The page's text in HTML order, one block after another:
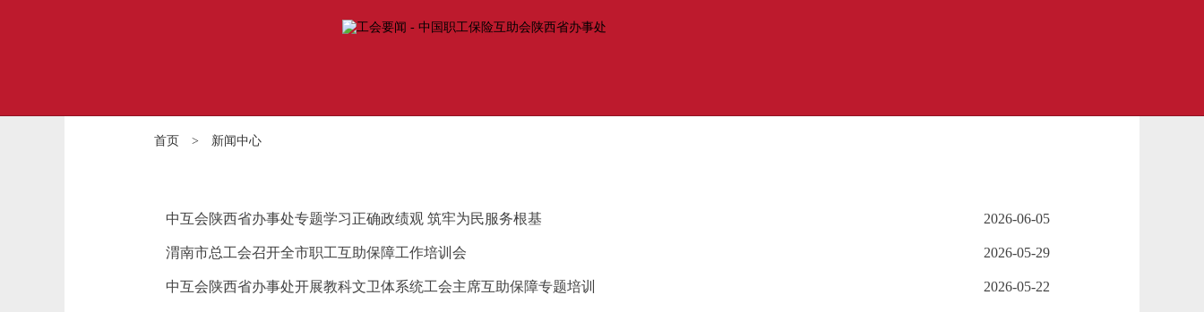
首页 > 新闻中心
中互会陕西省办事处专题学习正确政绩观 筑牢为民服务根基 2026-06-05
渭南市总工会召开全市职工互助保障工作培训会 2026-05-29
中互会陕西省办事处开展教科文卫体系统工会主席互助保障专题培训 2026-05-22